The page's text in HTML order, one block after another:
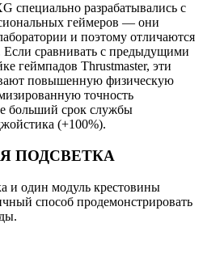
разрабатывались с
геймеров — они
и поэтому отличаются
сравнивать с предыдущими
геймпадов Thrustmaster, эти
повышенную физическую
точность
больший срок службы
(+100%).
ПОДСВЕТКА
и один модуль крестовины
способ продемонстрировать